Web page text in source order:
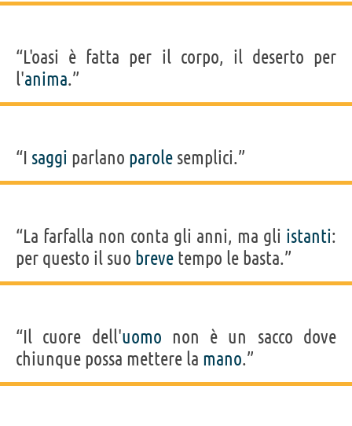
“L'oasi è fatta per il corpo, il deserto per
l'anima.”
“I saggi parlano parole semplici.”
“La farfalla non conta gli anni, ma gli istanti:
per questo il suo breve tempo le basta.”
“Il cuore dell'uomo non è un sacco dove
chiunque possa mettere la mano.”